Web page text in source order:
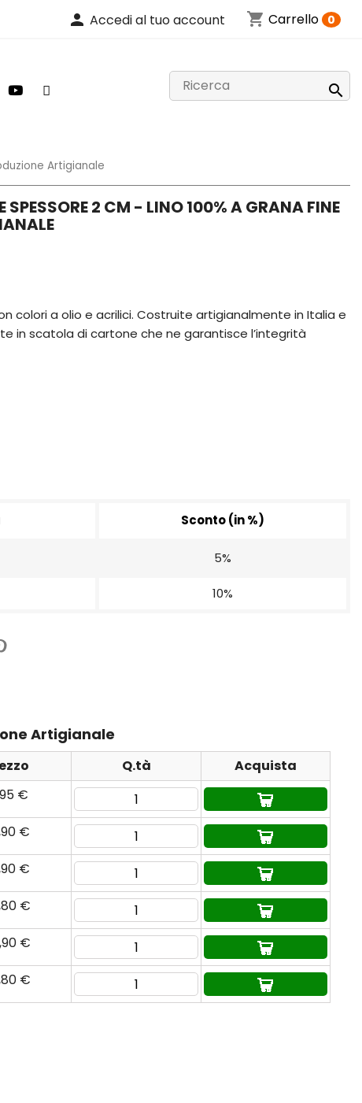
person Accedi al tuo account shopping_cart Carrello 0

Artigianale
SPESSORE 2 CM - LINO 100% A GRANA FINE
colori a olio e acrilici. Costruite artigianalmente in Italia e
in scatola di cartone che ne garantisce l’integrità
Sconto (in %)
5%
10%
Artigianale
Q.tà
Acquista
€
€
€
€
€
€